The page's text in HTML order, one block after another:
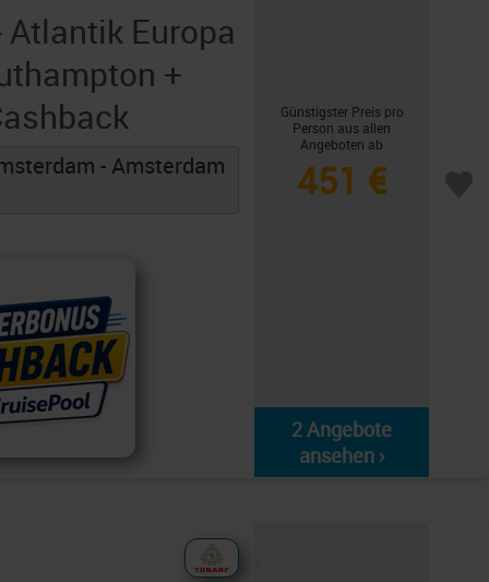
Atlantik Europa
+
- Amsterdam
Günstigster Preis pro
Person aus allen
Angeboten ab
451 €
2 Angebote
ansehen ›